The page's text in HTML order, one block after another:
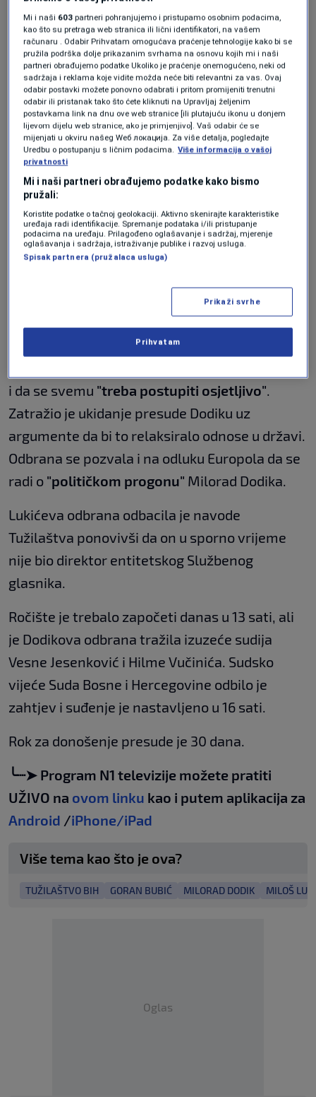
U slučaju Miloša Lukića Tužilaštvo smatra da
prvostepeni sud nije dobro utvrdio kako je
postojala odluka o njegovom imenovanju na
čelo Službenog glasnika RS-a te je zatraženo
da se ukine prvostepna oslobađajuća presuda.
Odbrana Milorad Dodika je iznijela slične
navode kao u završnim riječima u
prvostepenom postupku - da je Dodik potpisao
sporne ukaze dok još na snagu nisu stupile
Schmidtove odluke. Nije bilo štetnog djela niti
štetnih posljedica, navela je odbrana. Ponovo
su doveli u pitanje legitimitet visokog
Advokat Goran Bubić je posebno upozorio da je
i da se svemu "treba postupiti osjetljivo".
Zatražio je ukidanje presude Dodiku uz
argumente da bi to relaksiralo odnose u državi.
Odbrana se pozvala i na odluku Europola da se
radi o "političkom progonu" Milorad Dodika.
Lukićeva odbrana odbacila je navode
Tužilaštva ponovivši da on u sporno vrijeme
nije bio direktor entitetskog Službenog
glasnika.
Ročište je trebalo započeti danas u 13 sati, ali
je Dodikova odbrana tražila izuzeće sudija
Vesne Jesenković i Hilme Vučinića. Sudsko
vijeće Suda Bosne i Hercegovine odbilo je
zahtjev i suđenje je nastavljeno u 16 sati.
Rok za donošenje presude je 30 dana.
╰┈➤ Program N1 televizije možete pratiti
UŽIVO na ovom linku kao i putem aplikacija za
Android /iPhone/iPad
Više tema kao što je ova?
TUŽILAŠTVO BIH GORAN BUBIĆ MILORAD DODIK MILOŠ
Oglas
Mi i naši 603 partneri pohranjujemo i pristupamo osobnim podacima,
kao što su pretraga web stranica ili lični identifikatori, na vašem
računaru . Odabir Prihvatam omogućava praćenje tehnologije kako bi se
pružila podrška dolje prikazanim svrhama na osnovu kojih mi i naši
partneri obrađujemo podatke Ukoliko je praćenje onemogućeno, neki od
sadržaja i reklama koje vidite možda neće biti relevantni za vas. Ovaj
odabir postavki možete ponovno odabrati i pritom promijeniti trenutni
odabir ili pristanak tako što ćete kliknuti na Upravljaj željenim
postavkama link na dnu ove web stranice [ili plutajuću ikonu u donjem
lijevom dijelu web stranice, ako je primjenjivo]. Vaš odabir će se
mijenjati u okviru našeg Wеб локација. Za više detalja, pogledajte
Uredbu o postupanju s ličnim podacima. Više informacija o vašoj
privatnosti
Mi i naši partneri obrađujemo podatke kako bismo
pružali:
Koristite podatke o tačnoj geolokaciji. Aktivno skenirajte karakteristike
uređaja radi identifikacije. Spremanje podataka i/ili pristupanje
podacima na uređaju. Prilagođeno oglašavanje i sadržaj, mjerenje
oglašavanja i sadržaja, istraživanje publike i razvoj usluga.
Spisak partnera (pružalaca usluga)
Prikaži svrhe
Prihvatam